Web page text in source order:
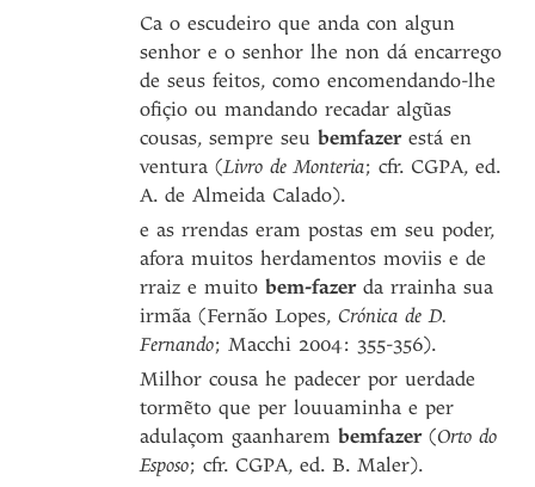
Ca o escudeiro que anda con algun
senhor e o senhor lhe non dá encarrego
de seus feitos, como encomendando-lhe
ofiçio ou mandando recadar algũas
cousas, sempre seubemfazerestá en
ventura (Livro de Monteria; cfr. CGPA, ed.
A. de Almeida Calado).
e as rrendas eram postas em seu poder,
afora muitos herdamentos moviis e de
rraiz e muitobem-fazerda rrainha sua
irmãa (Fernão Lopes,Crónica de D.
Fernando; Macchi 2004: 355-356).
Milhor cousa he padecer por uerdade
tormẽto que per louuaminha e per
adulaçom gaanharembemfazer(Orto do
Esposo; cfr. CGPA, ed. B. Maler).